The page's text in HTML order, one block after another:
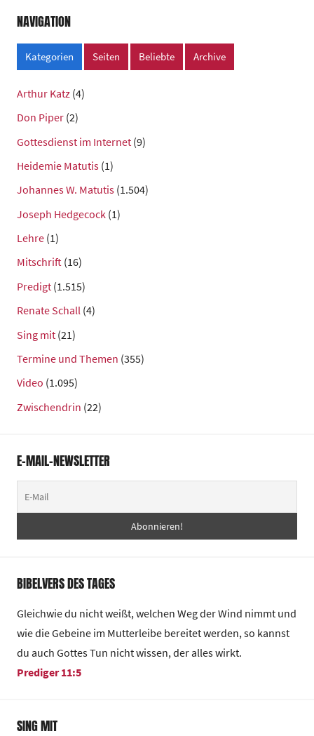
NAVIGATION
Kategorien Seiten Beliebte Archive
Arthur Katz (4)
Don Piper (2)
Gottesdienst im Internet (9)
Heidemie Matutis (1)
Johannes W. Matutis (1.504)
Joseph Hedgecock (1)
Lehre (1)
Mitschrift (16)
Predigt (1.515)
Renate Schall (4)
Sing mit (21)
Termine und Themen (355)
Video (1.095)
Zwischendrin (22)
E-MAIL-NEWSLETTER
BIBELVERS DES TAGES
Gleichwie du nicht weißt, welchen Weg der Wind nimmt und
wie die Gebeine im Mutterleibe bereitet werden, so kannst
du auch Gottes Tun nicht wissen, der alles wirkt.
Prediger 11:5
SING MIT